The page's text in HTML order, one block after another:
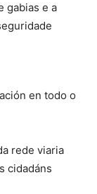
gabias e a
en todo o
rede viaria
cidadáns